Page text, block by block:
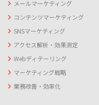
メールマーケティング
コンテンツマーケティング
SNSマーケティング
アクセス解析・効果測定
Webディテーリング
マーケティング戦略
業務改善・効率化